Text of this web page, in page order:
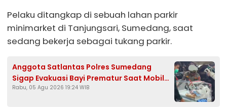
Pelaku ditangkap di sebuah lahan parkir
minimarket di Tanjungsari, Sumedang, saat
sedang bekerja sebagai tukang parkir.
Anggota Satlantas Polres Sumedang
Sigap Evakuasi Bayi Prematur Saat Mobil
Ambulans Pecah Ban
Rabu, 05 Agu 2026 19:24 WIB